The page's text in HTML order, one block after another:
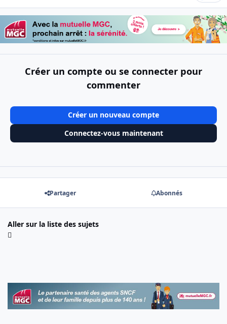
Créer un compte ou se connecter pour
commenter
Créer un nouveau compte
Connectez-vous maintenant
Partager Abonnés
Aller sur la liste des sujets